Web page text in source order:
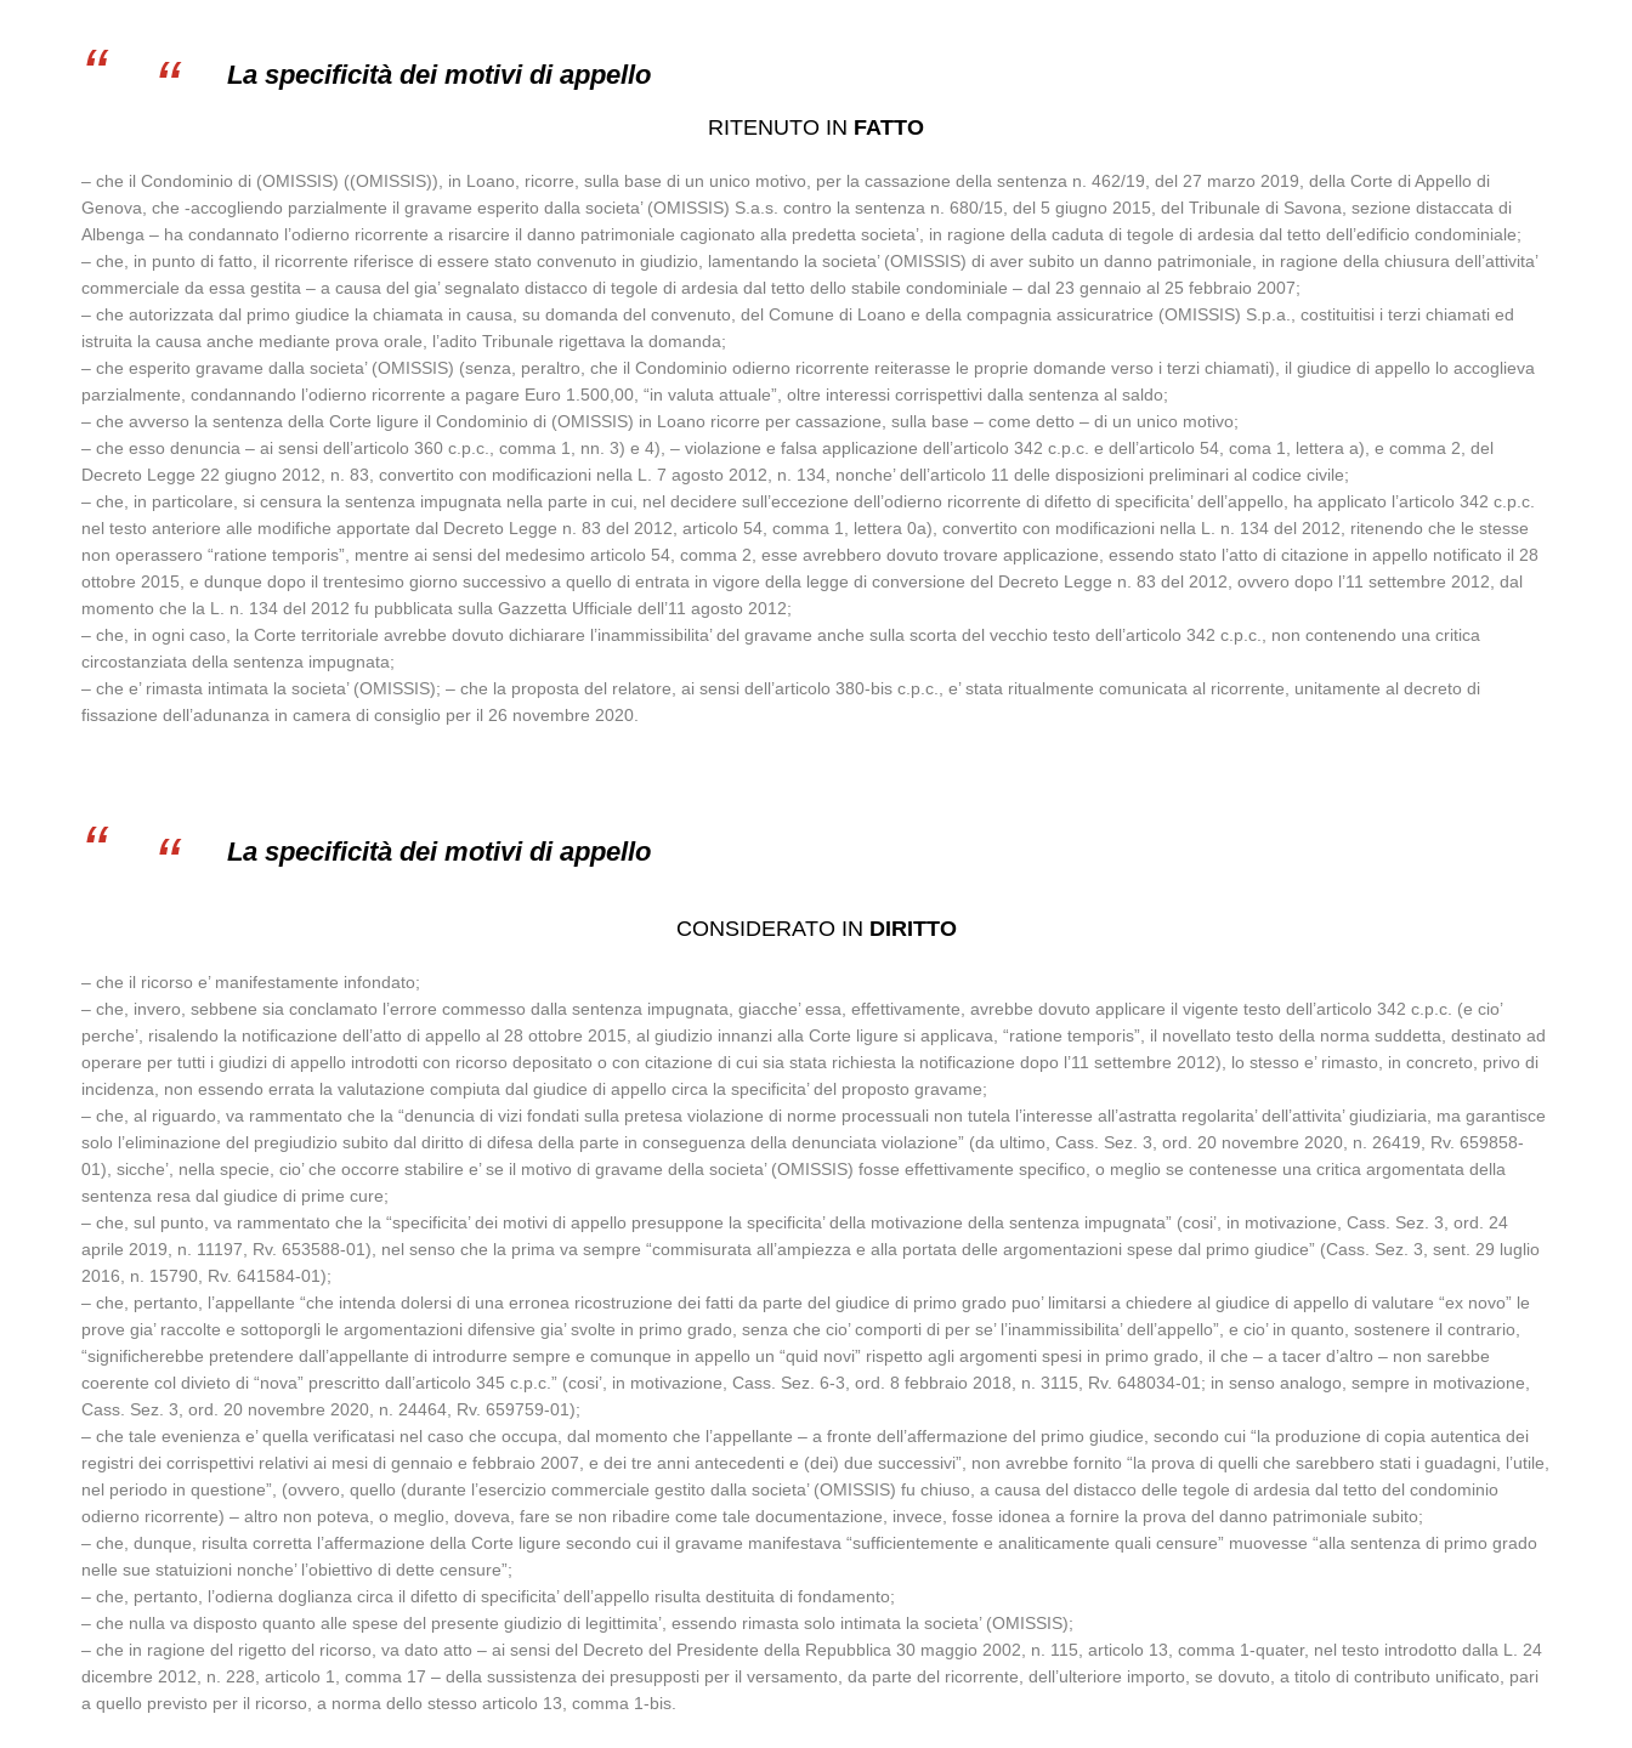
La specificità dei motivi di appello
RITENUTO IN FATTO
– che il Condominio di (OMISSIS) ((OMISSIS)), in Loano, ricorre, sulla base di un unico motivo, per la cassazione della sentenza n. 462/19, del 27 marzo 2019, della Corte di Appello di
Genova, che -accogliendo parzialmente il gravame esperito dalla societa’ (OMISSIS) S.a.s. contro la sentenza n. 680/15, del 5 giugno 2015, del Tribunale di Savona, sezione distaccata di
Albenga – ha condannato l’odierno ricorrente a risarcire il danno patrimoniale cagionato alla predetta societa’, in ragione della caduta di tegole di ardesia dal tetto dell’edificio condominiale;
– che, in punto di fatto, il ricorrente riferisce di essere stato convenuto in giudizio, lamentando la societa’ (OMISSIS) di aver subito un danno patrimoniale, in ragione della chiusura dell’attivita’
commerciale da essa gestita – a causa del gia’ segnalato distacco di tegole di ardesia dal tetto dello stabile condominiale – dal 23 gennaio al 25 febbraio 2007;
– che autorizzata dal primo giudice la chiamata in causa, su domanda del convenuto, del Comune di Loano e della compagnia assicuratrice (OMISSIS) S.p.a., costituitisi i terzi chiamati ed
istruita la causa anche mediante prova orale, l’adito Tribunale rigettava la domanda;
– che esperito gravame dalla societa’ (OMISSIS) (senza, peraltro, che il Condominio odierno ricorrente reiterasse le proprie domande verso i terzi chiamati), il giudice di appello lo accoglieva
parzialmente, condannando l’odierno ricorrente a pagare Euro 1.500,00, “in valuta attuale”, oltre interessi corrispettivi dalla sentenza al saldo;
– che avverso la sentenza della Corte ligure il Condominio di (OMISSIS) in Loano ricorre per cassazione, sulla base – come detto – di un unico motivo;
– che esso denuncia – ai sensi dell’articolo 360 c.p.c., comma 1, nn. 3) e 4), – violazione e falsa applicazione dell’articolo 342 c.p.c. e dell’articolo 54, coma 1, lettera a), e comma 2, del
Decreto Legge 22 giugno 2012, n. 83, convertito con modificazioni nella L. 7 agosto 2012, n. 134, nonche’ dell’articolo 11 delle disposizioni preliminari al codice civile;
– che, in particolare, si censura la sentenza impugnata nella parte in cui, nel decidere sull’eccezione dell’odierno ricorrente di difetto di specificita’ dell’appello, ha applicato l’articolo 342 c.p.c.
nel testo anteriore alle modifiche apportate dal Decreto Legge n. 83 del 2012, articolo 54, comma 1, lettera 0a), convertito con modificazioni nella L. n. 134 del 2012, ritenendo che le stesse
non operassero “ratione temporis”, mentre ai sensi del medesimo articolo 54, comma 2, esse avrebbero dovuto trovare applicazione, essendo stato l’atto di citazione in appello notificato il 28
ottobre 2015, e dunque dopo il trentesimo giorno successivo a quello di entrata in vigore della legge di conversione del Decreto Legge n. 83 del 2012, ovvero dopo l’11 settembre 2012, dal
momento che la L. n. 134 del 2012 fu pubblicata sulla Gazzetta Ufficiale dell’11 agosto 2012;
– che, in ogni caso, la Corte territoriale avrebbe dovuto dichiarare l’inammissibilita’ del gravame anche sulla scorta del vecchio testo dell’articolo 342 c.p.c., non contenendo una critica
circostanziata della sentenza impugnata;
– che e’ rimasta intimata la societa’ (OMISSIS); – che la proposta del relatore, ai sensi dell’articolo 380-bis c.p.c., e’ stata ritualmente comunicata al ricorrente, unitamente al decreto di
fissazione dell’adunanza in camera di consiglio per il 26 novembre 2020.
La specificità dei motivi di appello
CONSIDERATO IN DIRITTO
– che il ricorso e’ manifestamente infondato;
– che, invero, sebbene sia conclamato l’errore commesso dalla sentenza impugnata, giacche’ essa, effettivamente, avrebbe dovuto applicare il vigente testo dell’articolo 342 c.p.c. (e cio’
perche’, risalendo la notificazione dell’atto di appello al 28 ottobre 2015, al giudizio innanzi alla Corte ligure si applicava, “ratione temporis”, il novellato testo della norma suddetta, destinato ad
operare per tutti i giudizi di appello introdotti con ricorso depositato o con citazione di cui sia stata richiesta la notificazione dopo l’11 settembre 2012), lo stesso e’ rimasto, in concreto, privo di
incidenza, non essendo errata la valutazione compiuta dal giudice di appello circa la specificita’ del proposto gravame;
– che, al riguardo, va rammentato che la “denuncia di vizi fondati sulla pretesa violazione di norme processuali non tutela l’interesse all’astratta regolarita’ dell’attivita’ giudiziaria, ma garantisce
solo l’eliminazione del pregiudizio subito dal diritto di difesa della parte in conseguenza della denunciata violazione” (da ultimo, Cass. Sez. 3, ord. 20 novembre 2020, n. 26419, Rv. 659858-
01), sicche’, nella specie, cio’ che occorre stabilire e’ se il motivo di gravame della societa’ (OMISSIS) fosse effettivamente specifico, o meglio se contenesse una critica argomentata della
sentenza resa dal giudice di prime cure;
– che, sul punto, va rammentato che la “specificita’ dei motivi di appello presuppone la specificita’ della motivazione della sentenza impugnata” (cosi’, in motivazione, Cass. Sez. 3, ord. 24
aprile 2019, n. 11197, Rv. 653588-01), nel senso che la prima va sempre “commisurata all’ampiezza e alla portata delle argomentazioni spese dal primo giudice” (Cass. Sez. 3, sent. 29 luglio
2016, n. 15790, Rv. 641584-01);
– che, pertanto, l’appellante “che intenda dolersi di una erronea ricostruzione dei fatti da parte del giudice di primo grado puo’ limitarsi a chiedere al giudice di appello di valutare “ex novo” le
prove gia’ raccolte e sottoporgli le argomentazioni difensive gia’ svolte in primo grado, senza che cio’ comporti di per se’ l’inammissibilita’ dell’appello”, e cio’ in quanto, sostenere il contrario,
“significherebbe pretendere dall’appellante di introdurre sempre e comunque in appello un “quid novi” rispetto agli argomenti spesi in primo grado, il che – a tacer d’altro – non sarebbe
coerente col divieto di “nova” prescritto dall’articolo 345 c.p.c.” (cosi’, in motivazione, Cass. Sez. 6-3, ord. 8 febbraio 2018, n. 3115, Rv. 648034-01; in senso analogo, sempre in motivazione,
Cass. Sez. 3, ord. 20 novembre 2020, n. 24464, Rv. 659759-01);
– che tale evenienza e’ quella verificatasi nel caso che occupa, dal momento che l’appellante – a fronte dell’affermazione del primo giudice, secondo cui “la produzione di copia autentica dei
registri dei corrispettivi relativi ai mesi di gennaio e febbraio 2007, e dei tre anni antecedenti e (dei) due successivi”, non avrebbe fornito “la prova di quelli che sarebbero stati i guadagni, l’utile,
nel periodo in questione”, (ovvero, quello (durante l’esercizio commerciale gestito dalla societa’ (OMISSIS) fu chiuso, a causa del distacco delle tegole di ardesia dal tetto del condominio
odierno ricorrente) – altro non poteva, o meglio, doveva, fare se non ribadire come tale documentazione, invece, fosse idonea a fornire la prova del danno patrimoniale subito;
– che, dunque, risulta corretta l’affermazione della Corte ligure secondo cui il gravame manifestava “sufficientemente e analiticamente quali censure” muovesse “alla sentenza di primo grado
nelle sue statuizioni nonche’ l’obiettivo di dette censure”;
– che, pertanto, l’odierna doglianza circa il difetto di specificita’ dell’appello risulta destituita di fondamento;
– che nulla va disposto quanto alle spese del presente giudizio di legittimita’, essendo rimasta solo intimata la societa’ (OMISSIS);
– che in ragione del rigetto del ricorso, va dato atto – ai sensi del Decreto del Presidente della Repubblica 30 maggio 2002, n. 115, articolo 13, comma 1-quater, nel testo introdotto dalla L. 24
dicembre 2012, n. 228, articolo 1, comma 17 – della sussistenza dei presupposti per il versamento, da parte del ricorrente, dell’ulteriore importo, se dovuto, a titolo di contributo unificato, pari
a quello previsto per il ricorso, a norma dello stesso articolo 13, comma 1-bis.